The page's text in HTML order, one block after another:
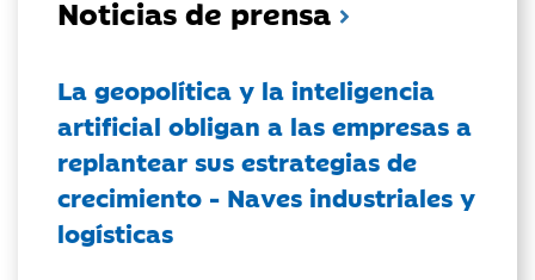
Noticias de prensa
La geopolítica y la inteligencia
artificial obligan a las empresas a
replantear sus estrategias de
crecimiento - Naves industriales y
logísticas